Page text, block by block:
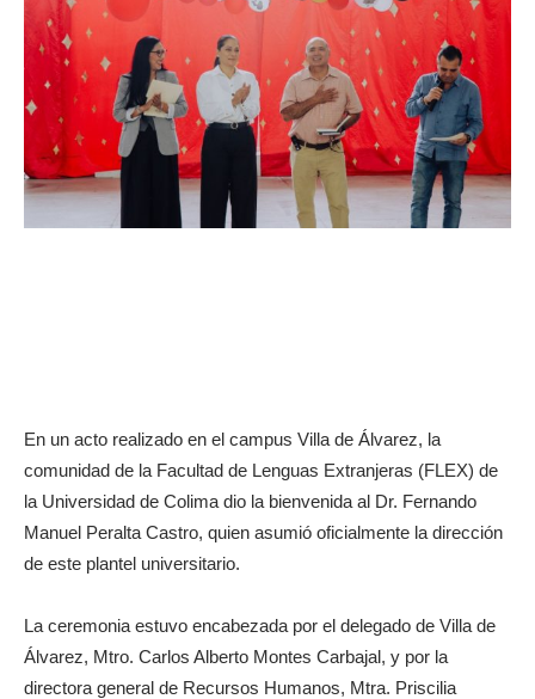
En un acto realizado en el campus Villa de Álvarez, la
comunidad de la Facultad de Lenguas Extranjeras (FLEX) de
la Universidad de Colima dio la bienvenida al Dr. Fernando
Manuel Peralta Castro, quien asumió oficialmente la dirección
de este plantel universitario.
La ceremonia estuvo encabezada por el delegado de Villa de
Álvarez, Mtro. Carlos Alberto Montes Carbajal, y por la
directora general de Recursos Humanos, Mtra. Priscilia